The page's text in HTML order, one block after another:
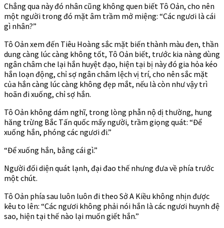
Chẳng qua này đó nhân cũng không quen biết Tô Oản, cho nên
một người trong đó mặt âm trầm mở miệng: “Các ngươi là cái
gì nhân?”
Tô Oản xem đến Tiêu Hoàng sắc mặt biến thành màu đen, thần
dung càng lúc càng không tốt, Tô Oản biết, trước kia nàng dùng
ngân châm che lại hắn huyệt đạo, hiện tại bị này đó gia hỏa kéo
hắn loạn động, chỉ sợ ngân châm lệch vị trí, cho nên sắc mặt
của hắn càng lúc càng không đẹp mắt, nếu là còn như vậy trì
hoãn đi xuống, chỉ sợ hắn.
Tô Oản không dám nghĩ, trong lòng phẫn nộ dị thường, hung
hăng trừng Bắc Tấn quốc mấy người, trầm giọng quát: “Để
xuống hắn, phóng các ngươi đi.”
“Để xuống hắn, bằng cái gì.”
Người đối diện quát lạnh, đại đao thế nhưng đưa về phía trước
một chút.
Tô Oản phía sau luôn luôn đi theo Sở A Kiều không nhịn được
kêu to lên: “Các ngươi không phải nói hắn là các ngươi huynh đệ
sao, hiện tại thế nào lại muốn giết hắn.”